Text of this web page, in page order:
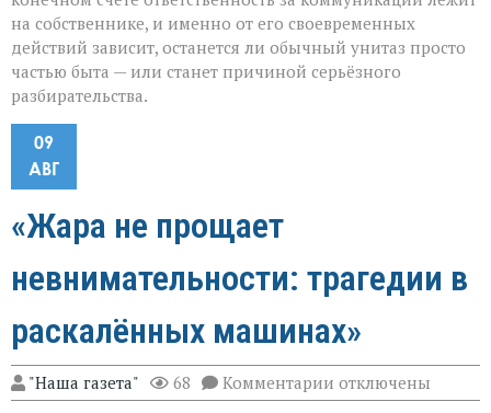
на собственнике, и именно от его своевременных
действий зависит, останется ли обычный унитаз просто
частью быта — или станет причиной серьёзного
разбирательства.
09
АВГ
«Жара не прощает
невнимательности: трагедии в
раскалённых машинах»
"Наша газета" 68 Комментарии к
записи
отключены